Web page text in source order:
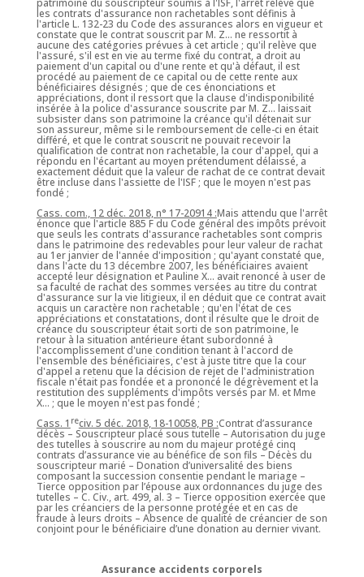
patrimoine du souscripteur soumis à l'ISF, l'arrêt relève que
les contrats d'assurance non rachetables sont définis à
l'article L. 132-23 du Code des assurances alors en vigueur et
constate que le contrat souscrit par M. Z... ne ressortit à
aucune des catégories prévues à cet article ; qu'il relève que
l'assuré, s'il est en vie au terme fixé du contrat, a droit au
paiement d'un capital ou d'une rente et qu'à défaut, il est
procédé au paiement de ce capital ou de cette rente aux
bénéficiaires désignés ; que de ces énonciations et
appréciations, dont il ressort que la clause d'indisponibilité
insérée à la police d'assurance souscrite par M. Z... laissait
subsister dans son patrimoine la créance qu'il détenait sur
son assureur, même si le remboursement de celle-ci en était
différé, et que le contrat souscrit ne pouvait recevoir la
qualification de contrat non rachetable, la cour d'appel, qui a
répondu en l'écartant au moyen prétendument délaissé, a
exactement déduit que la valeur de rachat de ce contrat devait
être incluse dans l'assiette de l'ISF ; que le moyen n'est pas
fondé ;
Cass. com., 12 déc. 2018, n° 17-20914 :Mais attendu que l'arrêt
énonce que l'article 885 F du Code général des impôts prévoit
que seuls les contrats d'assurance rachetables sont compris
dans le patrimoine des redevables pour leur valeur de rachat
au 1er janvier de l'année d'imposition ; qu'ayant constaté que,
dans l'acte du 13 décembre 2007, les bénéficiaires avaient
accepté leur désignation et Pauline X... avait renoncé à user de
sa faculté de rachat des sommes versées au titre du contrat
d'assurance sur la vie litigieux, il en déduit que ce contrat avait
acquis un caractère non rachetable ; qu'en l'état de ces
appréciations et constatations, dont il résulte que le droit de
créance du souscripteur était sorti de son patrimoine, le
retour à la situation antérieure étant subordonné à
l'accomplissement d'une condition tenant à l'accord de
l'ensemble des bénéficiaires, c'est à juste titre que la cour
d'appel a retenu que la décision de rejet de l'administration
fiscale n'était pas fondée et a prononcé le dégrèvement et la
restitution des suppléments d'impôts versés par M. et Mme
X... ; que le moyen n'est pas fondé ;
Cass. 1 reciv. 5 déc. 2018, 18-10058, PB :Contrat d’assurance
décès – Souscripteur placé sous tutelle – Autorisation du juge
des tutelles à souscrire au nom du majeur protégé cinq
contrats d’assurance vie au bénéfice de son fils – Décès du
souscripteur marié – Donation d’universalité des biens
composant la succession consentie pendant le mariage –
Tierce opposition par l’épouse aux ordonnances du juge des
tutelles – C. Civ., art. 499, al. 3 – Tierce opposition exercée que
par les créanciers de la personne protégée et en cas de
fraude à leurs droits – Absence de qualité de créancier de son
conjoint pour le bénéficiaire d’une donation au dernier vivant.
Assurance accidents corporels